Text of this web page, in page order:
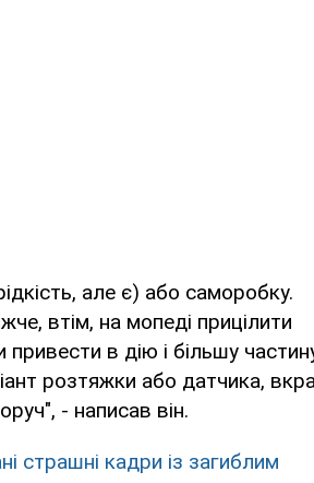
але є) або саморобку.
втім, на мопеді прицілити
в дію і більшу
розтяжки або датчика,
- написав він.
страшні кадри із загиблим